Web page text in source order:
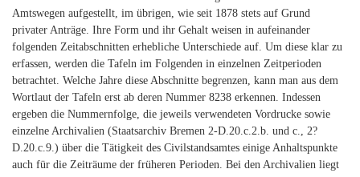
Amtswegen aufgestellt, im übrigen, wie seit 1878 stets auf Grund
privater Anträge. Ihre Form und ihr Gehalt weisen in aufeinander
folgenden Zeitabschnitten erhebliche Unterschiede auf. Um diese klar zu
erfassen, werden die Tafeln im Folgenden in einzelnen Zeitperioden
betrachtet. Welche Jahre diese Abschnitte begrenzen, kann man aus dem
Wortlaut der Tafeln erst ab deren Nummer 8238 erkennen. Indessen
ergeben die Nummernfolge, die jeweils verwendeten Vordrucke sowie
einzelne Archivalien (Staatsarchiv Bremen 2-D.20.c.2.b. und c., 2?
D.20.c.9.) über die Tätigkeit des Civilstandsamtes einige Anhaltspunkte
auch für die Zeiträume der früheren Perioden. Bei den Archivalien liegt